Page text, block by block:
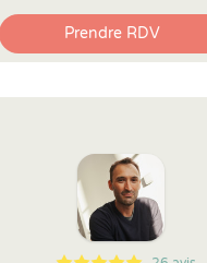
Prendre RDV